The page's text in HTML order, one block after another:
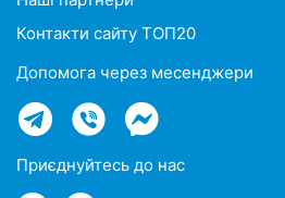
Контакти сайту ТОП20
Допомога через месенджери
Приєднуйтесь до нас